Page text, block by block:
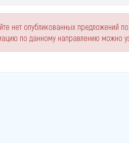
нет опубликованных предложений
по данному направлению можно